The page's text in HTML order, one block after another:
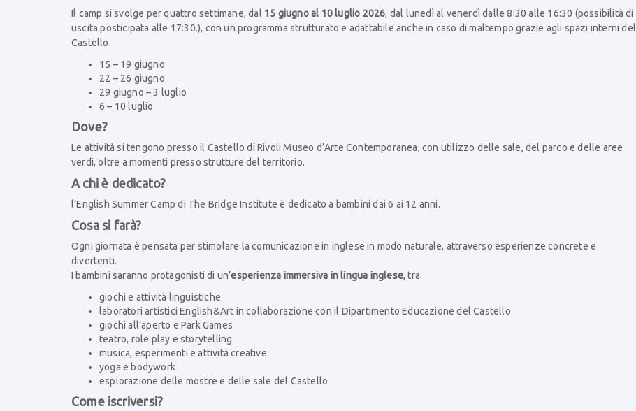
Il camp si svolge per quattro settimane, dal 15 giugno al 10 luglio 2026, dal lunedì al venerdì dalle 8:30 alle 16:30 (possibilità di
uscita posticipata alle 17:30.), con un programma strutturato e adattabile anche in caso di maltempo grazie agli spazi interni del
Castello.
15 – 19 giugno
22 – 26 giugno
29 giugno – 3 luglio
6 – 10 luglio
Dove?
Le attività si tengono presso il Castello di Rivoli Museo d’Arte Contemporanea, con utilizzo delle sale, del parco e delle aree
verdi, oltre a momenti presso strutture del territorio.
A chi è dedicato?
l’English Summer Camp di The Bridge Institute è dedicato a bambini dai 6 ai 12 anni.
Cosa si farà?
Ogni giornata è pensata per stimolare la comunicazione in inglese in modo naturale, attraverso esperienze concrete e
divertenti.
I bambini saranno protagonisti di un’esperienza immersiva in lingua inglese, tra:
giochi e attività linguistiche
laboratori artistici English&Art in collaborazione con il Dipartimento Educazione del Castello
giochi all’aperto e Park Games
teatro, role play e storytelling
musica, esperimenti e attività creative
yoga e bodywork
esplorazione delle mostre e delle sale del Castello
Come iscriversi?